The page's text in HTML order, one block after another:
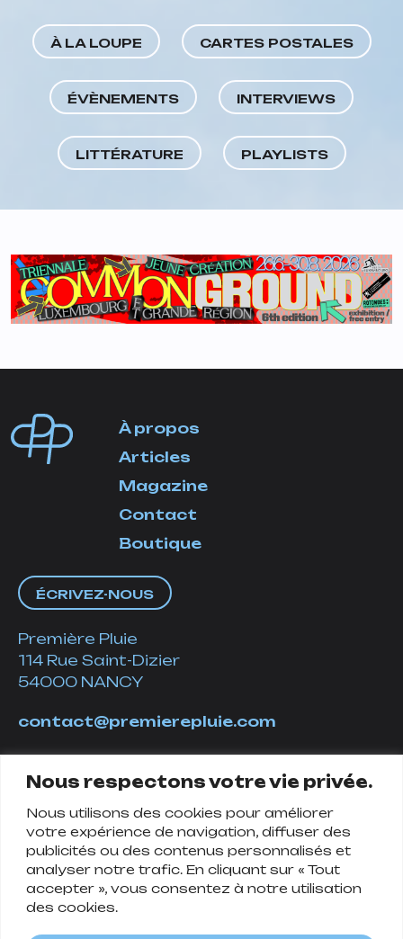
Nous respectons votre vie privée.
Nous utilisons des cookies pour améliorer
votre expérience de navigation, diffuser des
publicités ou des contenus personnalisés et
analyser notre trafic. En cliquant sur « Tout
accepter », vous consentez à notre utilisation
des cookies.
À LA LOUPE CARTES POSTALES
ÉVÈNEMENTS INTERVIEWS
LITTÉRATURE PLAYLISTS
À propos
Articles
Magazine
Contact
Boutique
ÉCRIVEZ-NOUS
Première Pluie
114 Rue Saint-Dizier
54000 NANCY
contact@premierepluie.com
Suivez-nous